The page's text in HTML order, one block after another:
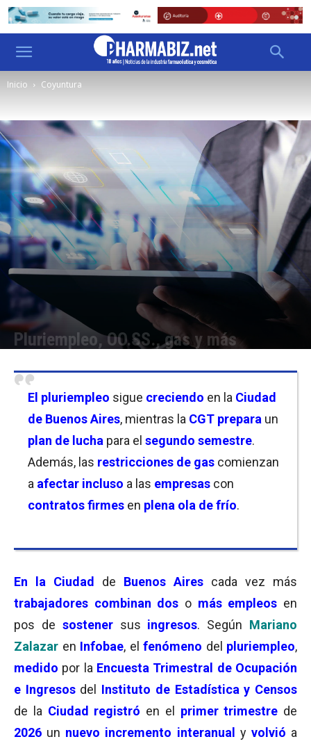
Inicio Coyuntura
Pluriempleo, OO.SS., gas y más
El pluriempleo sigue creciendo en la Ciudad
de Buenos Aires, mientras la CGT prepara un
plan de lucha para el segundo semestre.
Además, las restricciones de gas comienzan
a afectar incluso a las empresas con
contratos firmes en plena ola de frío.
En la Ciudad de Buenos Aires cada vez más
trabajadores combinan dos o más empleos en
pos de sostener sus ingresos. Según Mariano
Zalazar en Infobae, el fenómeno del pluriempleo,
medido por la Encuesta Trimestral de Ocupación
e Ingresos del Instituto de Estadística y Censos
de la Ciudad registró en el primer trimestre de
2026 un nuevo incremento interanual y volvió a